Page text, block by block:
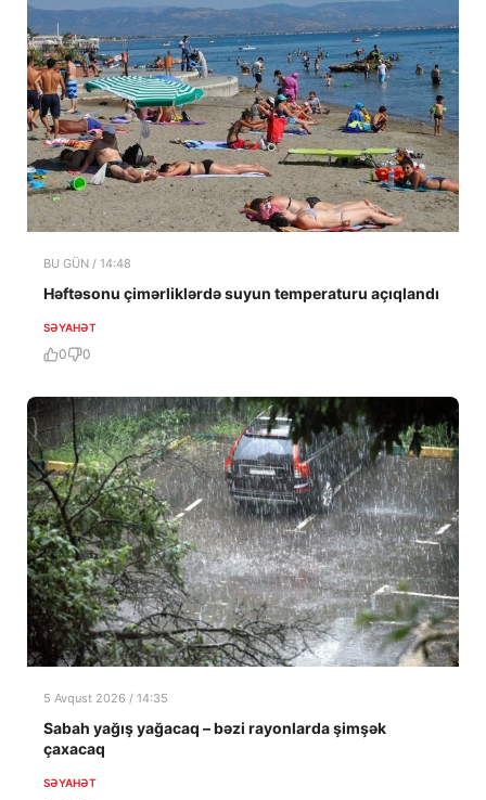
BU GÜN / 14:48
Həftəsonu çimərliklərdə suyun temperaturu açıqlandı
SƏYAHƏT
0 0
5 Avqust 2026 / 14:35
Sabah yağış yağacaq – bəzi rayonlarda şimşək
çaxacaq
SƏYAHƏT